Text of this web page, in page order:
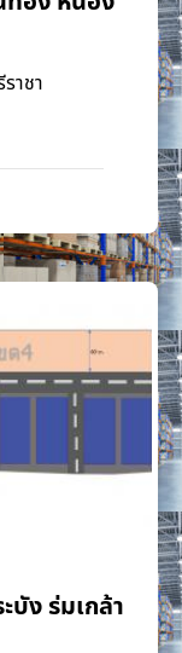
าชา
บัง​ ร่มเกล้า